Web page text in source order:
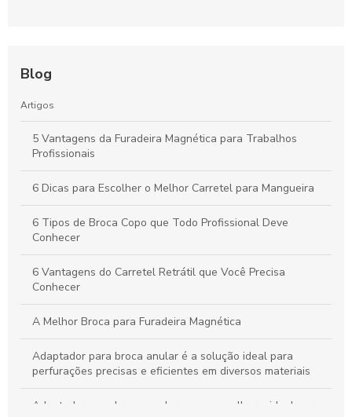
Blog
Artigos
5 Vantagens da Furadeira Magnética para Trabalhos
Profissionais
6 Dicas para Escolher o Melhor Carretel para Mangueira
6 Tipos de Broca Copo que Todo Profissional Deve
Conhecer
6 Vantagens do Carretel Retrátil que Você Precisa
Conhecer
A Melhor Broca para Furadeira Magnética
Adaptador para broca anular é a solução ideal para
perfurações precisas e eficientes em diversos materiais
Adaptador para broca anular: como escolher o ideal para